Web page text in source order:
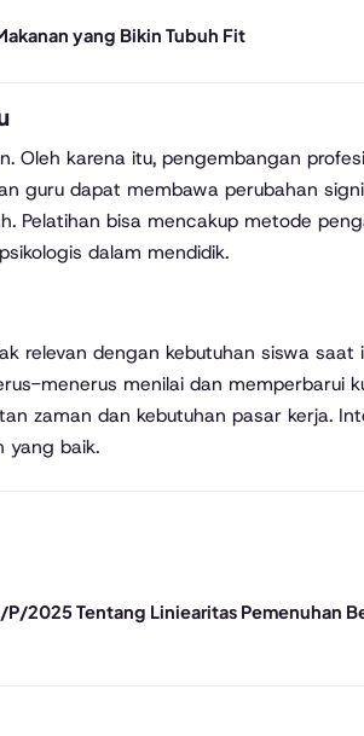
yang Bikin Tubuh Fit
Oleh karena itu, pengembangan
guru dapat membawa perubahan
Pelatihan bisa mencakup metode
dalam mendidik.
relevan dengan kebutuhan siswa
menerus menilai dan memperbarui
zaman dan kebutuhan pasar kerja.
yang baik.
2025 Tentang Liniearitas Pemenuhan